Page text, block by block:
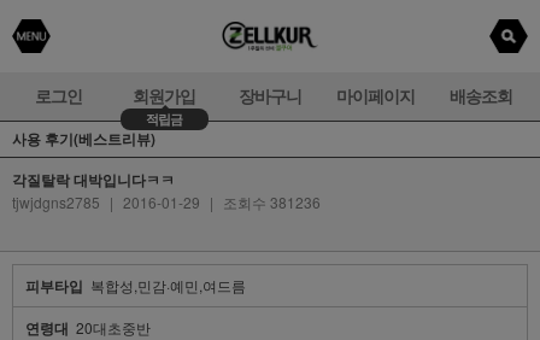
로그인 회원가입
적립금
장바구니 마이페이지 배송조회
사용 후기(베스트리뷰)
각질탈락 대박입니다ㅋㅋ
tjwjdgns2785 | 2016-01-29 | 조회수 381236
피부타입 복합성,민감·예민,여드름
연령대 20대초중반